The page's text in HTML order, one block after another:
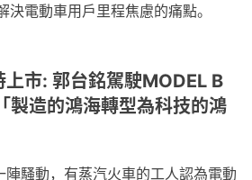
電動車用戶里程焦慮的痛點。
市: 郭台銘駕駛MODEL B
製造的鴻海轉型為科技的鴻
騷動，有蒸汽火車的工人認為電動